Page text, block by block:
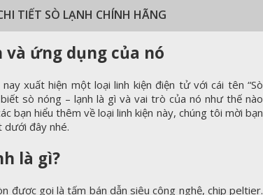
TIẾT SÒ LẠNH CHÍNH HÃNG
và ứng dụng của nó
xuất hiện một loại linh kiện điện tử với cái tên “Sò
biết sò nóng – lạnh là gì và vai trò của nó như thế nào
bạn hiểu thêm về loại linh kiện này, chúng tôi mời bạn
dưới đây nhé.
là gì?
được gọi là tấm bán dẫn siêu công nghệ, chip peltier.